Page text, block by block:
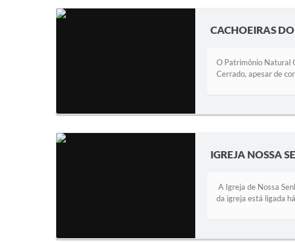
CACHOEIRAS
O Patrimônio Natural
Cerrado, apesar de
IGREJA NOSSA
A Igreja de Nossa
da igreja está ligada